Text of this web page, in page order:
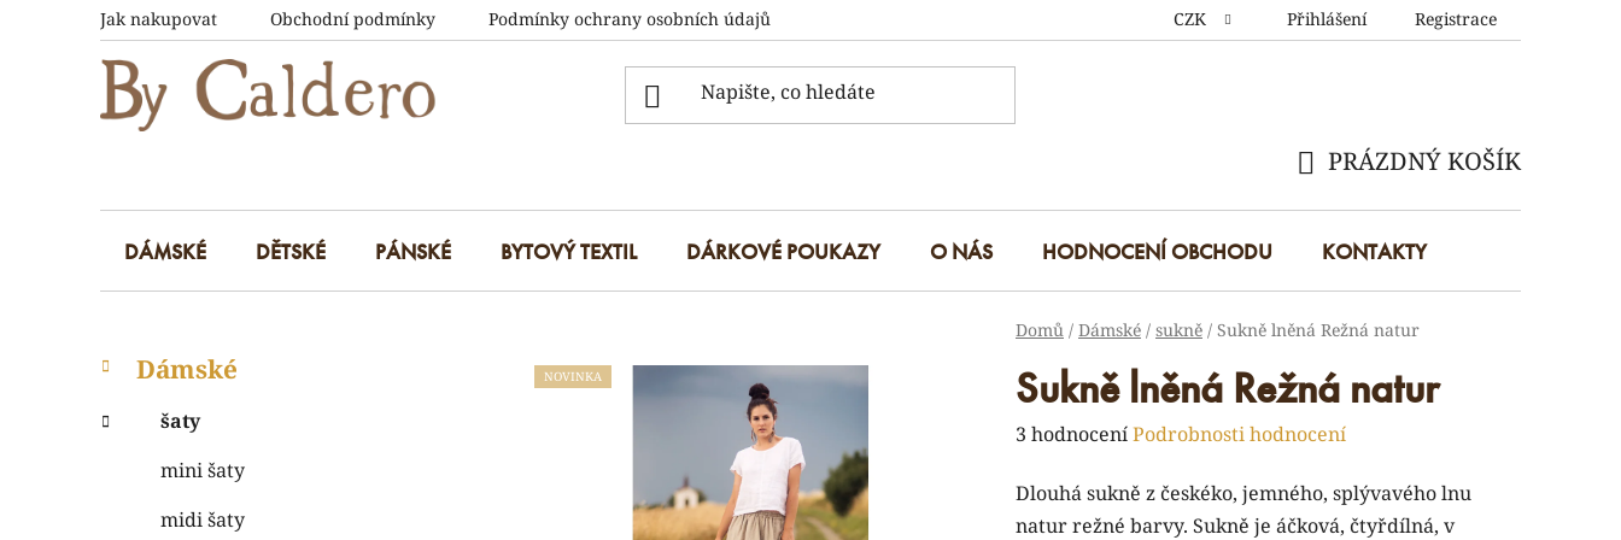
Jak nakupovat Obchodní podmínky Podmínky ochrany osobních údajů CZK Přihlášení Registrace
KOŠÍK
PRÁZDNÝ KOŠÍK
DÁMSKÉ DĚTSKÉ PÁNSKÉ BYTOVÝ TEXTIL DÁRKOVÉ POUKAZY O NÁS HODNOCENÍ OBCHODU KONTAKTY
Domů / Dámské / sukně / Sukně lněná Režná natur
P
s
Přeskočit
kategorie
K
a
e
Dámské
šaty
mini šaty
midi šaty
Sukně lněná Režná natur
Průměrné
produktu
je
3 hodnoceníPodrobnosti hodnocení
Dlouhá sukně z českéko, jemného, splývavého lnu
natur režné barvy. Sukně je áčková, čtyřdílná, v
NOVINKA